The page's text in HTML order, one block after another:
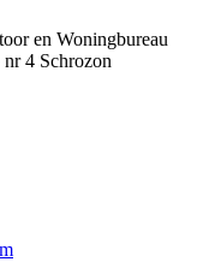
en Woningbureau
4 Schrozon